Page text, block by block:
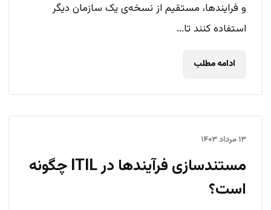
و فرایندها، مستقیم از نسخه‌ی یک سازمان دیگر
استفاده کنند تا...
ادامه مطلب
۱۳ مرداد ۱۴۰۳
مستندسازی فرآیندها در ITIL چگونه
است؟